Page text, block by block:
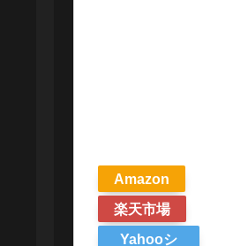
Amazon
楽天市場
Yahooシ